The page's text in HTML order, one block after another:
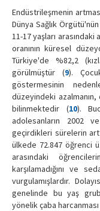
Endüstrileşmenin
Dünya Sağlık
11-17 yaşları
oranının küresel
Türkiye'de %82,2
görülmüştür (9).
göstermesinin
düzeyindeki
bilinmektedir (10).
adolesanların 2002
geçirdikleri sürelerin
ülkede 72.847 öğrenci
arasındaki
karşılamadığını ve
vurgulamışlardır.
genelinde bu yaş
yönelik çaba